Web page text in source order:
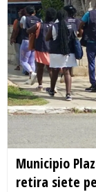
Municipio
retira siete